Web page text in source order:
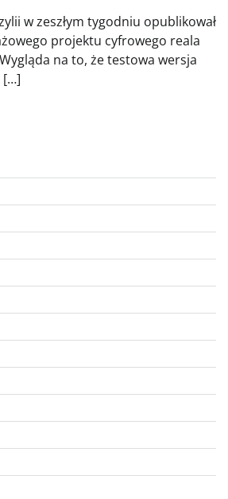
w zeszłym tygodniu opublikował
projektu cyfrowego reala
na to, że testowa wersja
[…]